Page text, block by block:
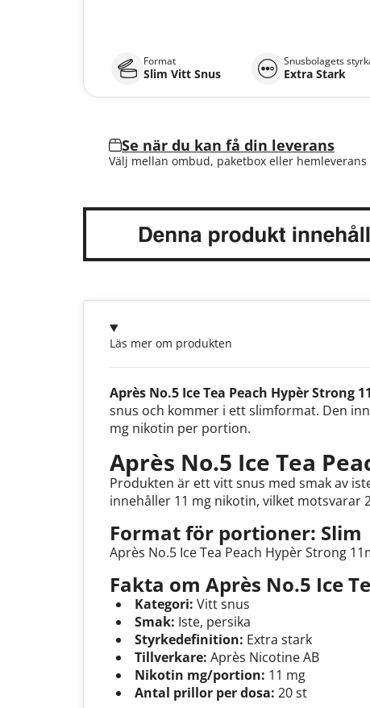
Format
Slim Vitt Snus
Snusbolagets
Extra Stark
Se när du kan få din leverans
Välj mellan ombud, paketbox eller hemleverans
Läs mer om produkten
Après No.5 Ice Tea Peach Hypèr Strong
snus och kommer i ett slimformat. Den
mg nikotin per portion.
Après No.5 Ice Tea
Produkten är ett vitt snus med smak av
innehåller 11 mg nikotin, vilket motsvarar
Format för portioner: Slim
Après No.5 Ice Tea Peach Hypèr Strong
Fakta om Après No.5 Ice
Kategori: Vitt snus
Smak: Iste, persika
Styrkedefinition: Extra stark
Tillverkare: Après Nicotine AB
Nikotin mg/portion: 11 mg
Antal prillor per dosa: 20 st